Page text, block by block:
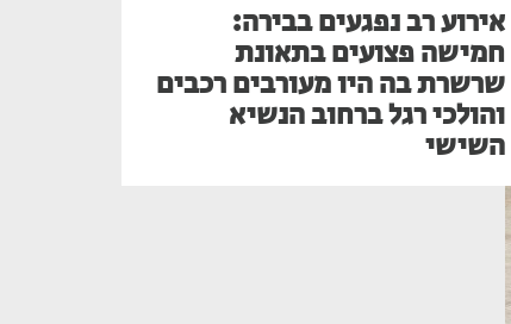
אירוע רב נפגעים בבירה:
חמישה פצועים בתאונת
שרשרת בה היו מעורבים רכבים
והולכי רגל ברחוב הנשיא
השישי